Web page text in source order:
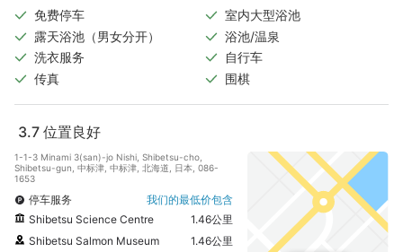
免费停车
室内大型浴池
露天浴池（男女分开）
浴池/温泉
洗衣服务
自行车
传真
围棋
3.7 位置良好
1-1-3 Minami 3(san)-jo Nishi, Shibetsu-cho,
Shibetsu-gun, 中标津, 中标津, 北海道, 日本, 086-
1653
停车服务
我们的最低价包含
Shibetsu Science Centre
1.46公里
Shibetsu Salmon Museum
1.46公里